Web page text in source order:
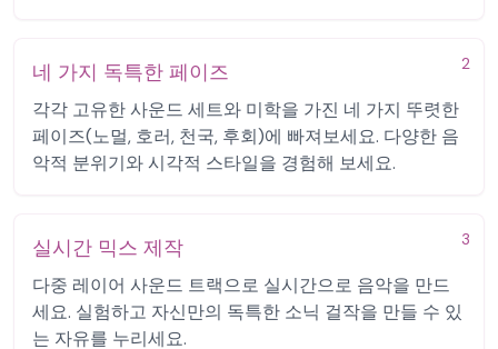
2
네 가지 독특한 페이즈
각각 고유한 사운드 세트와 미학을 가진 네 가지 뚜렷한
페이즈(노멀, 호러, 천국, 후회)에 빠져보세요. 다양한 음
악적 분위기와 시각적 스타일을 경험해 보세요.
3
실시간 믹스 제작
다중 레이어 사운드 트랙으로 실시간으로 음악을 만드
세요. 실험하고 자신만의 독특한 소닉 걸작을 만들 수 있
는 자유를 누리세요.